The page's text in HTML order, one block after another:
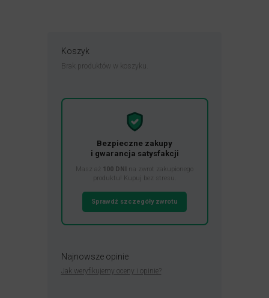
Koszyk
Brak produktów w koszyku.
Bezpieczne zakupy
i gwarancja satysfakcji
Masz aż 100 DNI na zwrot zakupionego
produktu! Kupuj bez stresu.
Sprawdź szczegóły zwrotu
Najnowsze opinie
Jak weryfikujemy oceny i opinie?